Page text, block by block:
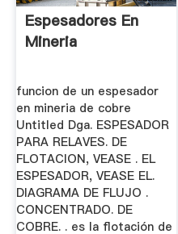
Espesadores En
Mineria
funcion de un espesador
en mineria de cobre
Untitled Dga. ESPESADOR
PARA RELAVES. DE
FLOTACION, VEASE . EL
ESPESADOR, VEASE EL.
DIAGRAMA DE FLUJO .
CONCENTRADO. DE
COBRE. . es la flotación de